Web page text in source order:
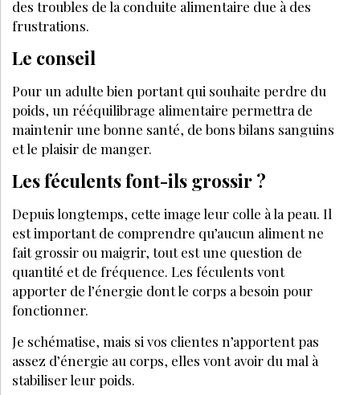
Soyez informé en avant-première des actualités
Bénéficiez de tarifs préférentiels sur nos
JE M’ABONNE
VOS QUESTIONS:
Un dîner léger est-il préférable ?
Toutes les graisses font-elles grossir ?
Faut-il réduire les quantités ?